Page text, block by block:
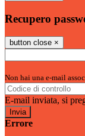
Recupero
button close ×
Non hai una e-mail
E-mail inviata, si
Errore